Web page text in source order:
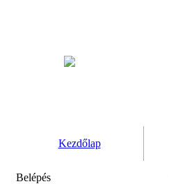
Kezdőlap
Belépés